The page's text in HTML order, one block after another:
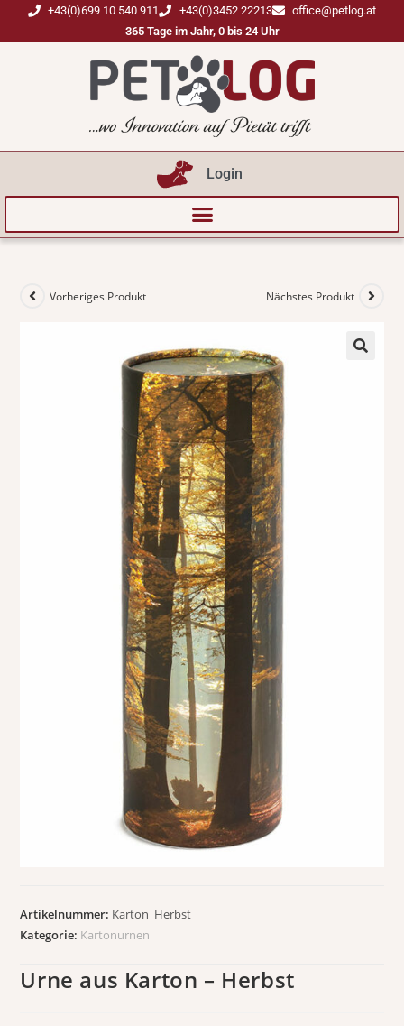
+43(0)699 10 540 911 +43(0)3452 22213
office@petlog.at
365 Tage im Jahr, 0 bis 24 Uhr
Login
Vorheriges Produkt Nächstes Produkt
Artikelnummer: Karton_Herbst
Kategorie: Kartonurnen
Urne aus Karton – Herbst